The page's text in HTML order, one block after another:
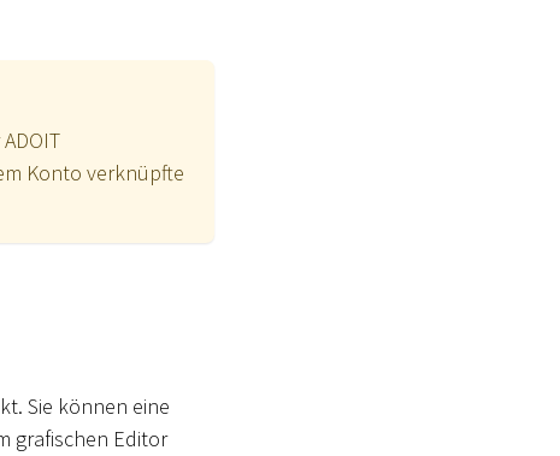
Konto verknüpfte
Sie können eine
grafischen Editor